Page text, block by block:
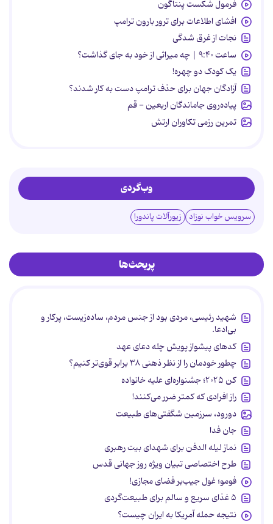
فرمول شکست پنتاگون
افشای اطلاعات برای ترور بارون ترامپ
نجات از غرق شدگی
ساعت ۹:۴۰ | چه میراثی از خود به جای گذاشت؟
یک کودک دو چهره!
آزادگان جهان برای حذف ترامپ دست به کار شدند؟
پیاده‌روی جاماندگان اربعین - قم
تمرین رزمی تکاوران ارتش
وب‌گردی
سرویس خواب نوزاد زیورآلات پاندورا
پربحث‌ها
شهید رئیسی، مردی بود از جنس مردم، ساده‌زیست، پرکار و
بی‌ادعا.
کدهای پیشواز پویش چله دعای عهد
چطور خودمان را از نظر ذهنی ۳۸ برابر قوی‌تر کنیم؟
کن ۲۰۲۵؛ جشنواره‌ای علیه خانواده
راز افرادی که کمتر ضرر می‌کنند!
دورود، سرزمین شگفتی‌های طبیعت
جان فدا
نماز لیله الدفن برای شهدای بیت رهبری
طرح اختصاصی تبیان ویژه روز جهانی قدس
فومو؛ غول جیب‌بر فضای مجازی!
۵ غذای سریع و سالم برای طبیعت‌گردی
نتیجه حمله آمریکا به ایران چیست؟